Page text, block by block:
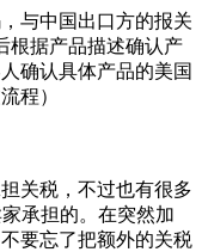
与中国出口方的报关
根据产品描述确认产
确认具体产品的美国
程）
关税，不过也有很多
承担的。在突然加
要忘了把额外的关税